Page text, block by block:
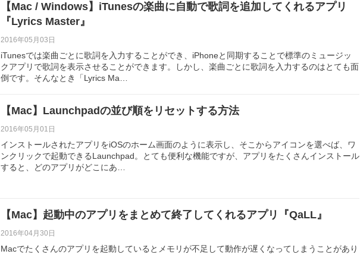
【Mac / Windows】iTunesの楽曲に自動で歌詞を追加してくれるアプリ
『Lyrics Master』
2016年05月03日
iTunesでは楽曲ごとに歌詞を入力することができ、iPhoneと同期することで標準のミュージッ
クアプリで歌詞を表示させることができます。しかし、楽曲ごとに歌詞を入力するのはとても面
倒です。そんなとき「Lyrics Ma…
【Mac】Launchpadの並び順をリセットする方法
2016年05月01日
インストールされたアプリをiOSのホーム画面のように表示し、そこからアイコンを選べば、ワ
ンクリックで起動できるLaunchpad。とても便利な機能ですが、アプリをたくさんインストール
すると、どのアプリがどこにあ…
【Mac】起動中のアプリをまとめて終了してくれるアプリ『QaLL』
2016年04月30日
Macでたくさんのアプリを起動しているとメモリが不足して動作が遅くなってしまうことがあり